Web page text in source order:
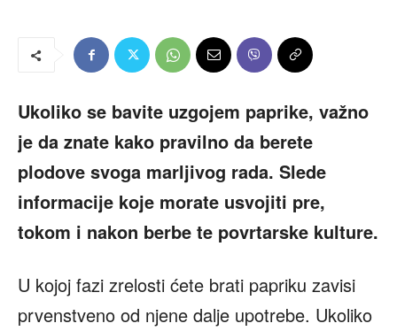
Ukoliko se bavite uzgojem paprike, važno
je da znate kako pravilno da berete
plodove svoga marljivog rada. Slede
informacije koje morate usvojiti pre,
tokom i nakon berbe te povrtarske kulture.
U kojoj fazi zrelosti ćete brati papriku zavisi
prvenstveno od njene dalje upotrebe. Ukoliko